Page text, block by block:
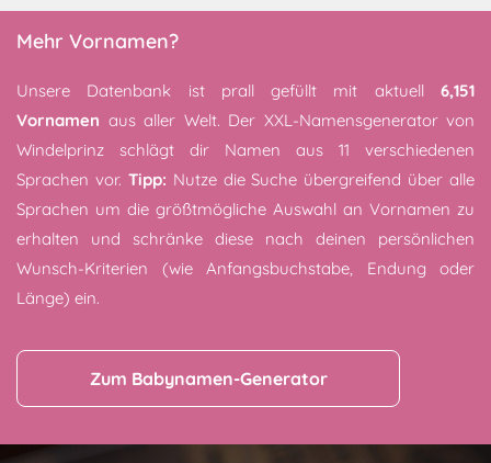
Mehr Vornamen?
Unsere Datenbank ist prall gefüllt mit aktuell 6,151
Vornamen aus aller Welt. Der XXL-Namensgenerator von
Windelprinz schlägt dir Namen aus 11 verschiedenen
Sprachen vor. Tipp: Nutze die Suche übergreifend über alle
Sprachen um die größtmögliche Auswahl an Vornamen zu
erhalten und schränke diese nach deinen persönlichen
Wunsch-Kriterien (wie Anfangsbuchstabe, Endung oder
Länge) ein.
Zum Babynamen-Generator